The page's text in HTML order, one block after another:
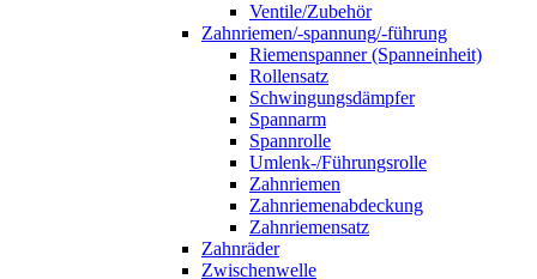
Ventile/Zubehör
Zahnriemen/-spannung/-führung
Riemenspanner (Spanneinheit)
Rollensatz
Schwingungsdämpfer
Spannarm
Spannrolle
Umlenk-/Führungsrolle
Zahnriemen
Zahnriemenabdeckung
Zahnriemensatz
Zahnräder
Zwischenwelle